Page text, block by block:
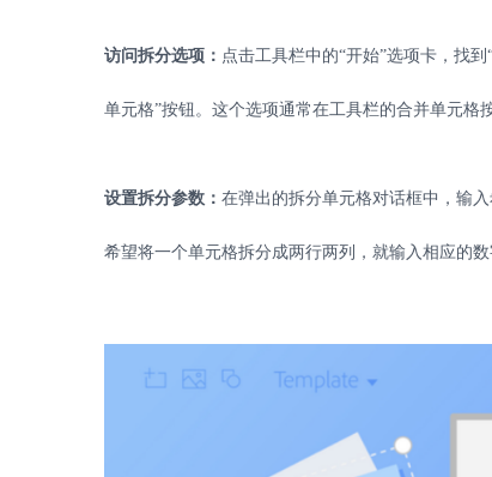
访问拆分选项： 点击工具栏中的“开始”选项卡，找
单元格”按钮。这个选项通常在工具栏的合并单元格
设置拆分参数： 在弹出的拆分单元格对话框中，输
希望将一个单元格拆分成两行两列，就输入相应的数